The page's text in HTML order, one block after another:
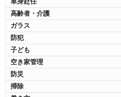
高齢者・介護
ガラス
防犯
子ども
空き家管理
防災
掃除